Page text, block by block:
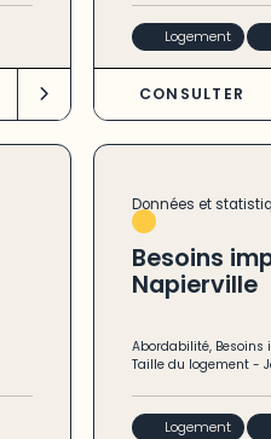
Logement
CONSULTER
Données et
Besoins
Napierville
Abordabilité, Besoins
Taille du logement -
Logement